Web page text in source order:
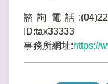
諮詢電話
ID:tax33333
事務所網址:https://